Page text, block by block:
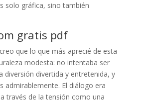
solo gráfica, sino también
gratis pdf
que lo que más aprecié de esta
modesta: no intentaba ser
diversión divertida y entretenida, y
admirablemente. El diálogo era
través de la tensión como una